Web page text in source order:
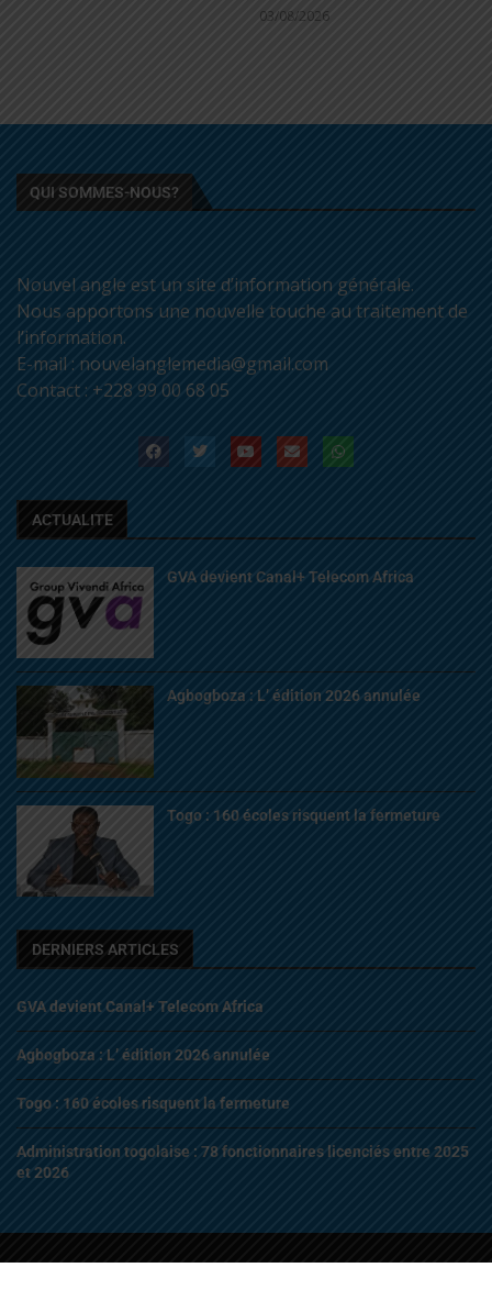
03/08/2026
QUI SOMMES-NOUS?
Nouvel angle est un site d’information générale.
Nous apportons une nouvelle touche au traitement de
l’information.
E-mail : nouvelanglemedia@gmail.com
Contact : +228 99 00 68 05
ACTUALITE
GVA devient Canal+ Telecom Africa
Agbogboza : L’ édition 2026 annulée
Togo : 160 écoles risquent la fermeture
DERNIERS ARTICLES
GVA devient Canal+ Telecom Africa
Agbogboza : L’ édition 2026 annulée
Togo : 160 écoles risquent la fermeture
Administration togolaise : 78 fonctionnaires licenciés entre 2025
et 2026